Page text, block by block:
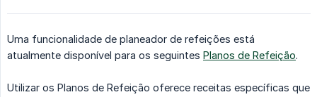
Uma funcionalidade de planeador de refeições está
atualmente disponível para os seguintes Planos de Refeição.
Utilizar os Planos de Refeição oferece receitas específicas que